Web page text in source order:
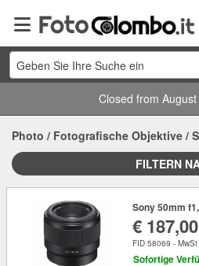
Geben Sie Ihre Suche ein
Closed from
Photo / Fotografische Objektive /
FILTERN
Sony 50mm
€ 187,00
FID 58069 -
Sofortige